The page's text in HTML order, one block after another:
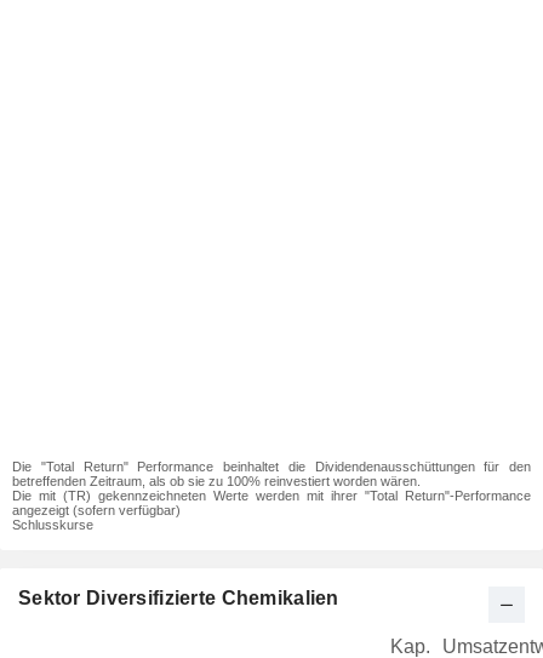
Die "Total Return" Performance beinhaltet die Dividendenausschüttungen für den
betreffenden Zeitraum, als ob sie zu 100% reinvestiert worden wären.
Die mit (TR) gekennzeichneten Werte werden mit ihrer "Total Return"-Performance
angezeigt (sofern verfügbar)
Schlusskurse
Sektor Diversifizierte Chemikalien
Kap.